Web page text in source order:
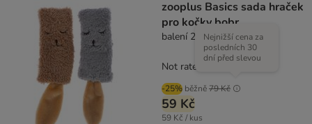
zooplus Basics sada hraček
pro kočky bobr
balení 2 ks
-25% běžně79 Kč
Nejnižší cena za
posledních 30
dní před slevou
59 Kč
59 Kč / kus
Not rated